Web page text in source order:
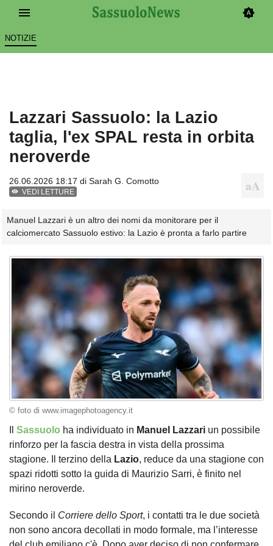
NOTIZIE
Lazzari Sassuolo: la Lazio
taglia, l'ex SPAL resta in orbita
neroverde
26.06.2026 18:17 di Sarah G. Comotto
VEDI LETTURE
Manuel Lazzari è un altro dei nomi da monitorare per il
calciomercato Sassuolo estivo: la Lazio è pronta a farlo partire
© foto di www.imagephotoagency.it
Sassuolo ha individuato in Manuel Lazzari un possibile
rinforzo per la fascia destra in vista della prossima
stagione. Il terzino della Lazio, reduce da una stagione con
spazi ridotti sotto la guida di Maurizio Sarri, è finito nel
mirino neroverde.
Secondo il Corriere dello Sport, i contatti tra le due società
non sono ancora decollati in modo formale, ma l’interesse